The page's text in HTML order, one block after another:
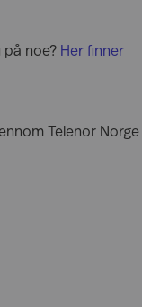
på noe? Her finner
Telenor Norge